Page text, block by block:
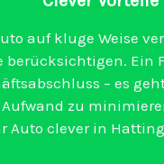
auf kluge Weise
Ein
– es
zu
Auto clever in